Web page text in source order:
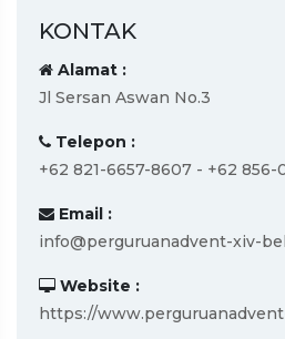
KONTAK
Alamat :
Jl Sersan Aswan No.3
Telepon :
+62 821-6657-8607 - +62 856-
Email :
info@perguruanadvent-xiv-
Website :
https://